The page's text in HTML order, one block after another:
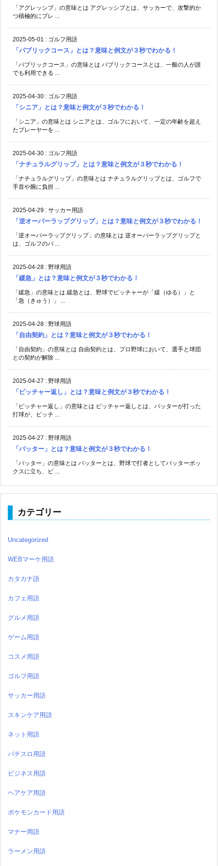
「アグレッシブ」の意味とは アグレッシブとは、サッカーで、攻撃的か
つ積極的にプレ ...
2025-05-01 : ゴルフ用語
「パブリックコース」とは？意味と例文が３秒でわかる！
「パブリックコース」の意味とは パブリックコースとは、一般の人が誰
でも利用できる ...
2025-04-30 : ゴルフ用語
「シニア」とは？意味と例文が３秒でわかる！
「シニア」の意味とは シニアとは、ゴルフにおいて、一定の年齢を超え
たプレーヤーを ...
2025-04-30 : ゴルフ用語
「ナチュラルグリップ」とは？意味と例文が３秒でわかる！
「ナチュラルグリップ」の意味とは ナチュラルグリップとは、ゴルフで
手首や腕に負担 ...
2025-04-29 : サッカー用語
「逆オーバーラップグリップ」とは？意味と例文が３秒でわかる！
「逆オーバーラップグリップ」の意味とは 逆オーバーラップグリップと
は、ゴルフのパ ...
2025-04-28 : 野球用語
「緩急」とは？意味と例文が３秒でわかる！
「緩急」の意味とは 緩急とは、野球でピッチャーが「緩（ゆる）」と
「急（きゅう）」 ...
2025-04-28 : 野球用語
「自由契約」とは？意味と例文が３秒でわかる！
「自由契約」の意味とは 自由契約とは、プロ野球において、選手と球団
との契約が解除 ...
2025-04-27 : 野球用語
「ピッチャー返し」とは？意味と例文が３秒でわかる！
「ピッチャー返し」の意味とは ピッチャー返しとは、バッターが打った
打球が、ピッチ ...
2025-04-27 : 野球用語
「バッター」とは？意味と例文が３秒でわかる！
「バッター」の意味とは バッターとは、野球で打者としてバッターボッ
クスに立ち、ピ ...
カテゴリー
Uncategorized
WEBマーケ用語
カタカナ語
カフェ用語
グルメ用語
ゲーム用語
コスメ用語
ゴルフ用語
サッカー用語
スキンケア用語
ネット用語
パチスロ用語
ビジネス用語
ヘアケア用語
ポケモンカード用語
マナー用語
ラーメン用語